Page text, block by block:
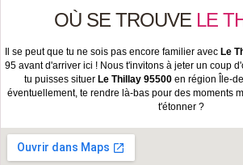
OÙ SE TROUVE LE
Il se peut que tu ne sois pas encore familier avec Le
95 avant d'arriver ici ! Nous t'invitons à jeter un coup
tu puisses situer Le Thillay 95500 en région Île-
éventuellement, te rendre là-bas pour des moments
t'étonner ?